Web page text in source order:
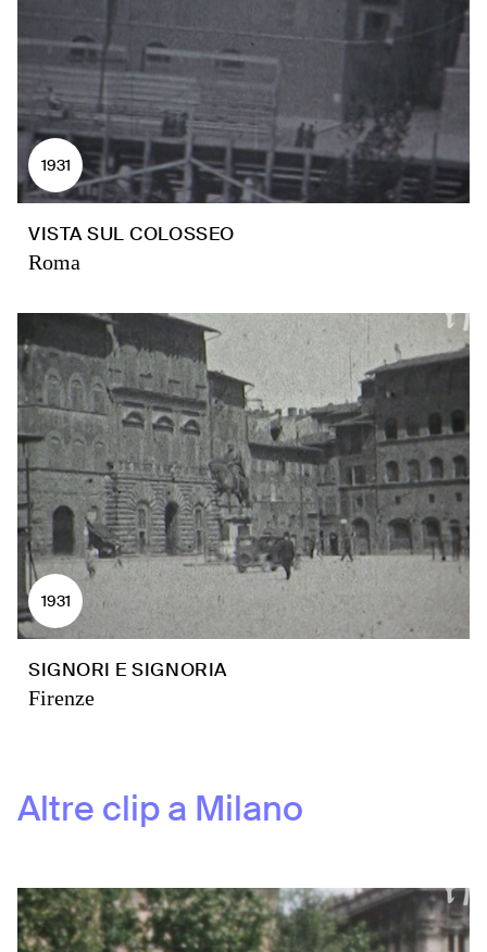
1931
VISTA SUL COLOSSEO
Roma
1931
SIGNORI E SIGNORIA
Firenze
Altre clip a Milano